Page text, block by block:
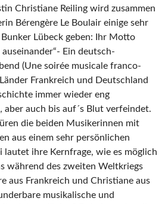
Christiane Reiling wird zusammen
Bérengère Le Boulair einige sehr
Lübeck geben: Ihr Motto
Ein deutsch-
(Une soirée musicale franco-
Frankreich und Deutschland
immer wieder eng
aber auch bis auf´s Blut verfeindet.
die beiden Musikerinnen mit
aus einem sehr persönlichen
lautet ihre Kernfrage, wie es möglich
während des zweiten Weltkriegs
aus Frankreich und Christiane aus
musikalische und